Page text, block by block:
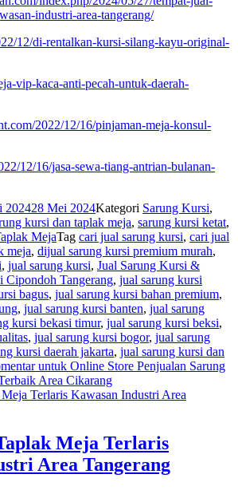
industri-area-tangerang/
12/di-rentalkan-kursi-silang-kayu-original-
vip-kaca-anti-pecah-untuk-daerah-
2022/12/16/pinjaman-meja-konsul-
12/16/jasa-sewa-tiang-antrian-bulanan-
202428 Mei 2024Kategori Sarung Kursi,
kursi dan taplak meja, sarung kursi ketat,
MejaTag cari jual sarung kursi, cari jual
meja, dijual sarung kursi premium murah,
, jual sarung kursi, Jual Sarung Kursi &
Tangerang, jual sarung kursi
bagus, jual sarung kursi bahan premium,
, jual sarung kursi banten, jual sarung
kursi bekasi timur, jual sarung kursi beksi,
, jual sarung kursi bogor, jual sarung
kursi daerah jakarta, jual sarung kursi dan
untuk Online Store Penjualan Sarung
Area Cikarang
Meja Terlaris
Area Tangerang